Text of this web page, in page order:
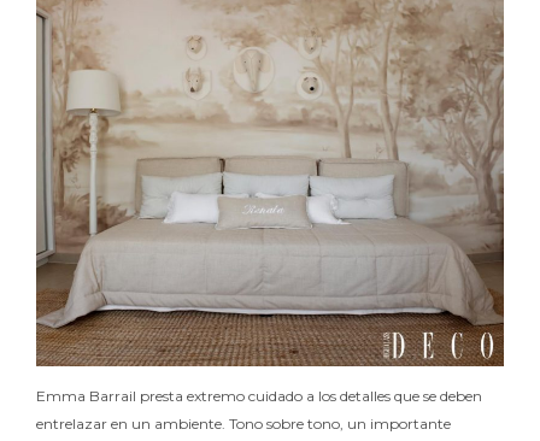
Emma Barrail presta extremo cuidado a los detalles que se deben
entrelazar en un ambiente. Tono sobre tono, un importante